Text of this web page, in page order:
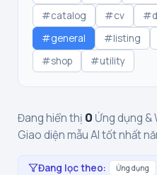
#catalog
#cv
#general
#listing
#shop
#utility
Đang hiển thị 0 Ứng dụng &
Giao diện mẫu AI tốt nhất
Đang lọc theo: Ứng dụng